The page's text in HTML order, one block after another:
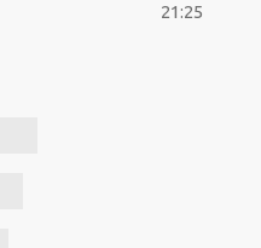
21:25